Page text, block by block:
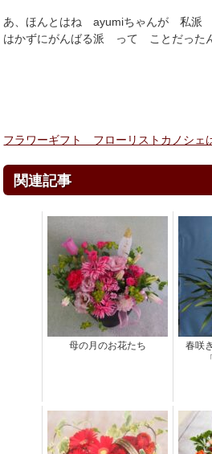
あ、ほんとはね ayumiちゃんが 私
はかずにがんばる派 って ことだった
フラワーギフト フローリストカノシェ
関連記事
母の月のお花たち
春咲